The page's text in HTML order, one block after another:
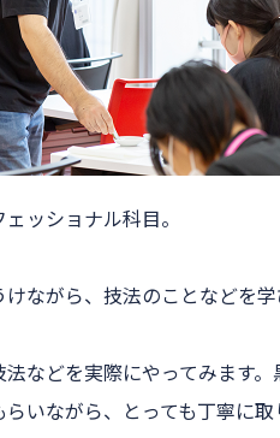
ッショナル科目。
ながら、技法のことなどを学
などを実際にやってみます。
いながら、とっても丁寧に取